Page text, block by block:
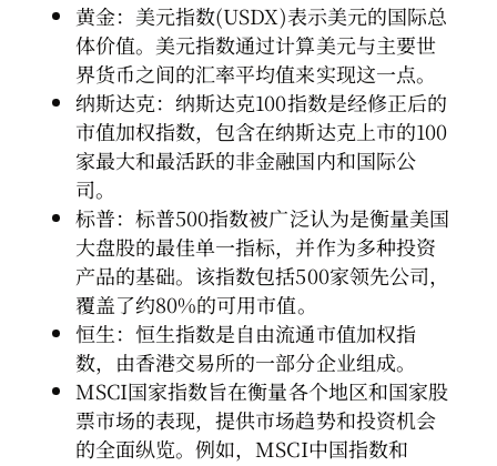
黄金：美元指数(USDX)表示美元的国际总
体价值。美元指数通过计算美元与主要世
界货币之间的汇率平均值来实现这一点。
纳斯达克：纳斯达克100指数是经修正后的
市值加权指数，包含在纳斯达克上市的100
家最大和最活跃的非金融国内和国际公
司。
标普：标普500指数被广泛认为是衡量美国
大盘股的最佳单一指标，并作为多种投资
产品的基础。该指数包括500家领先公司，
覆盖了约80%的可用市值。
恒生：恒生指数是自由流通市值加权指
数，由香港交易所的一部分企业组成。
MSCI国家指数旨在衡量各个地区和国家股
票市场的表现，提供市场趋势和投资机会
的全面纵览。例如，MSCI中国指数和